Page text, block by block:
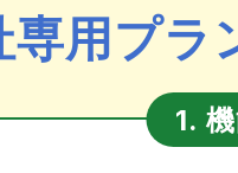
専用プラ
1.